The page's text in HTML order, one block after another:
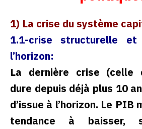
1) La crise du système
1.1-crise structurelle
l’horizon:
La dernière crise (celle
dure depuis déjà plus 10
d’issue à l’horizon. Le
tendance à baisser,